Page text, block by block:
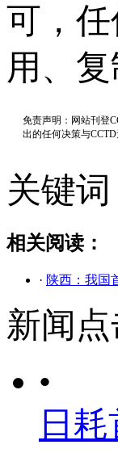
可，
用、
免责声明：网站刊登
出的任何决策与
关键词
相关阅读：
· 陕西：我国
新闻
•
日